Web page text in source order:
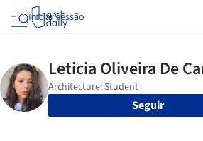
Iniciar sessão
Seguir